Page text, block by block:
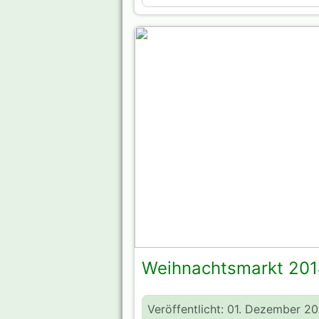
Weihnachtsmarkt
Veröffentlicht: 01. Dezember